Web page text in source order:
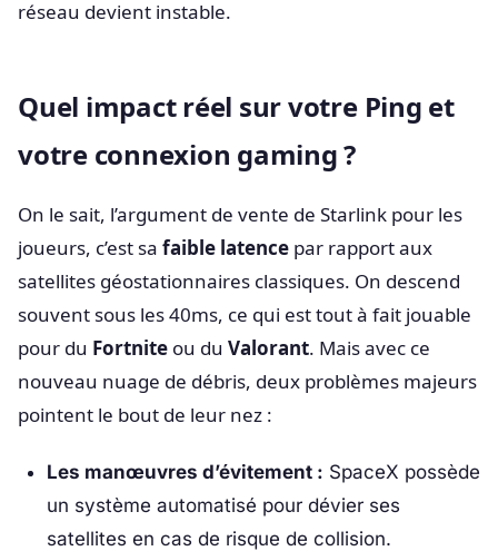
réseau devient instable.
Quel impact réel sur votre Ping et
votre connexion gaming ?
On le sait, l’argument de vente de Starlink pour les
joueurs, c’est sa faible latence par rapport aux
satellites géostationnaires classiques. On descend
souvent sous les 40ms, ce qui est tout à fait jouable
pour du Fortnite ou du Valorant. Mais avec ce
nouveau nuage de débris, deux problèmes majeurs
pointent le bout de leur nez :
Les manœuvres d’évitement : SpaceX possède
un système automatisé pour dévier ses
satellites en cas de risque de collision.